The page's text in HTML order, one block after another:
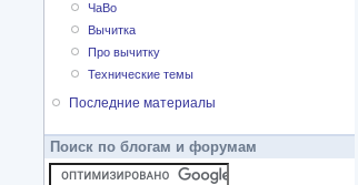
ЧаВо
Вычитка
Про вычитку
Технические темы
Последние материалы
Поиск по блогам и форумам